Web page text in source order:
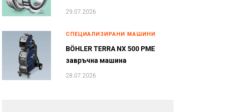
29.07.2026
СПЕЦИАЛИЗИРАНИ МАШИНИ
BÖHLER TERRA NX 500 PME
завръчна машина
28.07.2026